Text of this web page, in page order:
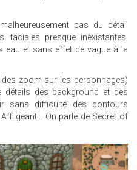
pas du détail
faciales presque inexistantes,
eau et sans effet de vague à la
zoom sur les personnages)
détails des background et des
sans difficulté des contours
On parle de Secret of